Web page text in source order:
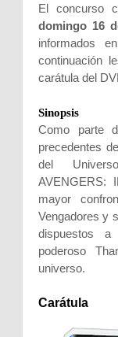
El concurso
domingo 16
informados
continuación
carátula del
Sinopsis
Como parte
precedentes
del
AVENGERS:
mayor
Vengadores y
dispuestos
poderoso
universo.
Carátula